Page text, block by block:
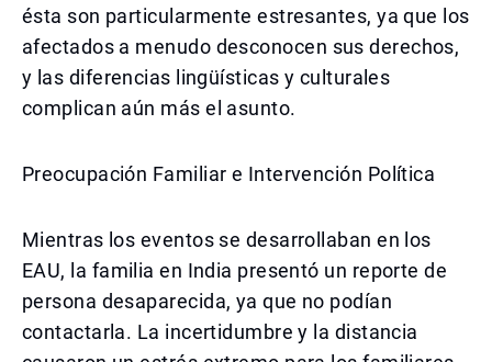
ésta son particularmente estresantes, ya que los
afectados a menudo desconocen sus derechos,
y las diferencias lingüísticas y culturales
complican aún más el asunto.
Preocupación Familiar e Intervención Política
Mientras los eventos se desarrollaban en los
EAU, la familia en India presentó un reporte de
persona desaparecida, ya que no podían
contactarla. La incertidumbre y la distancia